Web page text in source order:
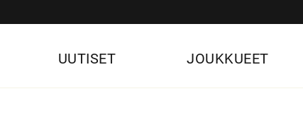
UUTISET JOUKKUEET